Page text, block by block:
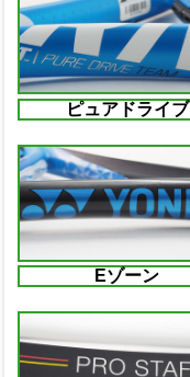
ピュアドライブ
Eゾーン